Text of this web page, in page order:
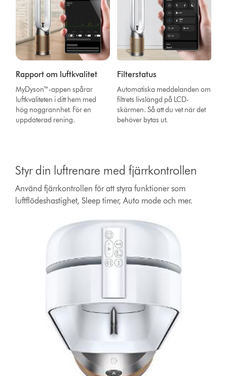
Rapport om luftkvalitet
MyDyson™-appen spårar
luftkvaliteten i ditt hem med
hög noggrannhet. För en
uppdaterad rening.
Filterstatus
Automatiska meddelanden om
filtrets livslängd på LCD-
skärmen. Så att du vet när det
behöver bytas ut.
Styr din luftrenare med fjärrkontrollen
Använd fjärrkontrollen för att styra funktioner som
luftflödeshastighet, Sleep timer, Auto mode och mer.